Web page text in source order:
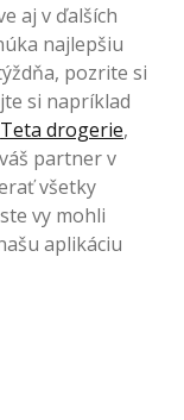
aj v ďalších
najlepšiu
pozrite si
si napríklad
Teta drogerie,
partner v
všetky
vy mohli
aplikáciu